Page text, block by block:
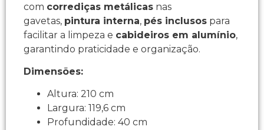
com corrediças metálicas nas
gavetas, pintura interna, pés inclusos para
facilitar a limpeza e cabideiros em alumínio,
garantindo praticidade e organização.
Dimensões:
Altura: 210 cm
Largura: 119,6 cm
Profundidade: 40 cm